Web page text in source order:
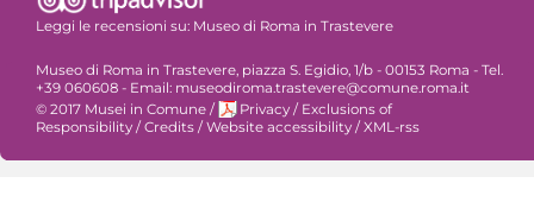
Leggi le recensioni su: Museo di Roma in Trastevere
Museo di Roma in Trastevere, piazza S. Egidio, 1/b - 00153 Roma - Tel.
+39 060608 - Email: museodiroma.trastevere@comune.roma.it
© 2017 Musei in Comune / Privacy / Exclusions of
Responsibility / Credits / Website accessibility / XML-rss